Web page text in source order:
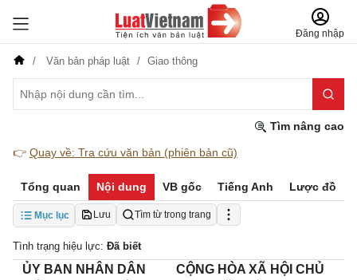
Đăng nhập
Văn bản pháp luật Giao thông
Tìm nâng cao
👉 Quay về: Tra cứu văn bản (phiên bản cũ)
Tổng quan Nội dung VB gốc Tiếng Anh Lược đồ
Mục lục Lưu Tìm từ trong trang
Tình trạng hiệu lực: Đã biết
ỦY BAN NHÂN DÂN
CỘNG HÒA XÃ HỘI CHỦ